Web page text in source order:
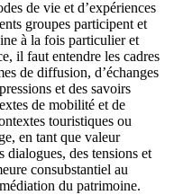
de vie et d’expériences
groupes participent et
à la fois particulier et
il faut entendre les cadres
de diffusion, d’échanges
et des savoirs
de mobilité et de
touristiques ou
en tant que valeur
dialogues, des tensions et
consubstantiel au
du patrimoine.